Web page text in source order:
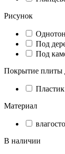
Рисунок
Под
Под
Покрытие
Материал
В наличии